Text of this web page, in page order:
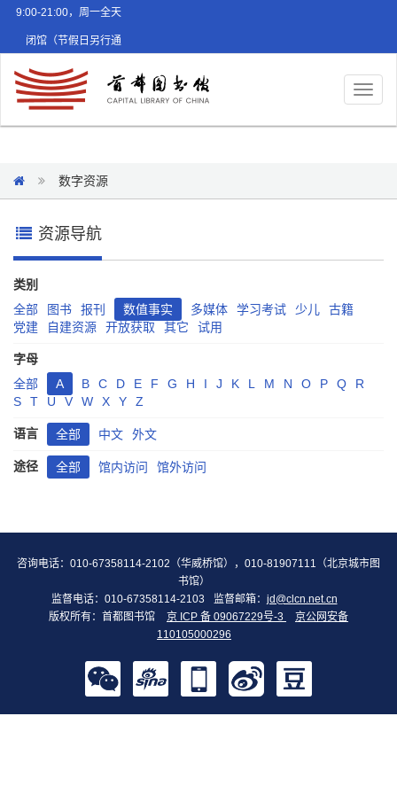
9:00-21:00，周一全天
闭馆（节假日另行通
数字资源
资源导航
类别
全部
图书 报刊 数值事实 多媒体 学习考试 少儿
古籍
党建
自建资源 开放获取 其它 试用
字母
全部
A B C D E F G H I J K L M N O P Q
R
S
T U V W X Y Z
语言 全部 中文 外文
途径 全部 馆内访问 馆外访问
咨询电话：010-67358114-2102（华威桥馆），010-81907111（北京城市图
书馆）
监督电话：010-67358114-2103
监督邮箱： jd@clcn.net.cn
版权所有：首都图书馆
京 ICP 备 09067229号-3
京公网安备
110105000296